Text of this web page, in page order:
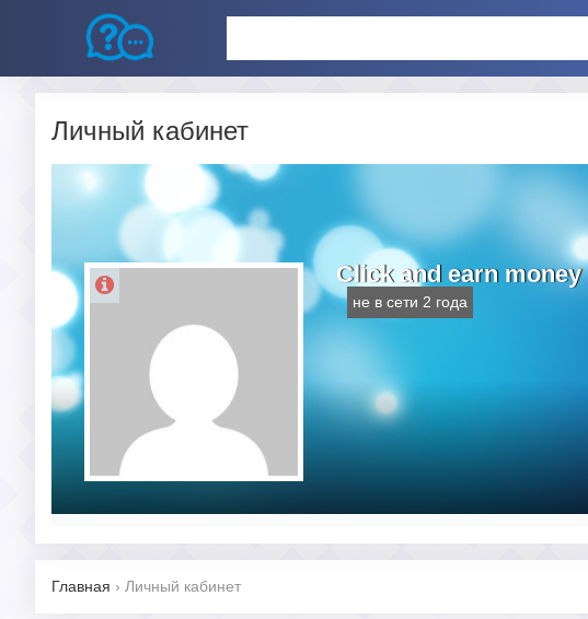
Личный кабинет
Click and earn
не в сети 2 года
Главная › Личный кабинет